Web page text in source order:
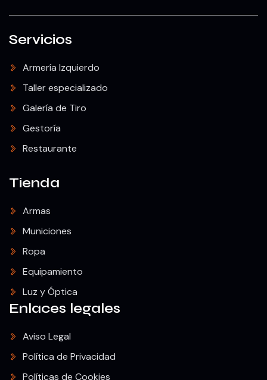
Servicios
Armería Izquierdo
Taller especializado
Galería de Tiro
Gestoría
Restaurante
Tienda
Armas
Municiones
Ropa
Equipamiento
Luz y Óptica
Enlaces legales
Aviso Legal
Política de Privacidad
Políticas de Cookies